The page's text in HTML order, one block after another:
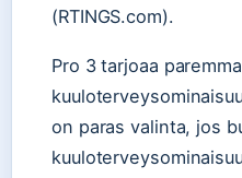
(RTINGS.com).
Pro 3 tarjoaa
on paras valinta, jos